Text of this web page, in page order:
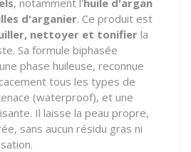
d'arganier. Ce produit est
nettoyer et tonifierla
Sa formule biphasée
phase huileuse, reconnue
tous les types de
(waterproof), et une
Il laisse la peau propre,
sans aucun résidu gras ni